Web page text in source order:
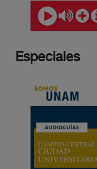
Especiales